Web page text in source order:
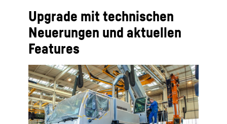
Upgrade mit technischen
Neuerungen und aktuellen
Features